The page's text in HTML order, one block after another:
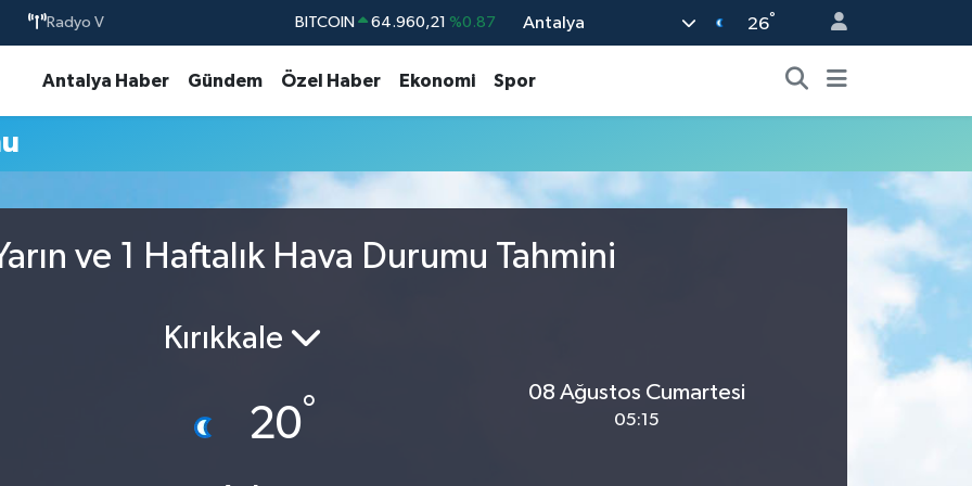
Radyo V BITCOIN 64.960,21 %0.87
GRAM ALTIN 6660.55 %0.03
Antalya 26°
Antalya Haber Gündem Özel Haber Ekonomi Spor
ve 1 Haftalık Hava Durumu Tahmini
Kırıkkale
20°
08 Ağustos Cumartesi
05:15